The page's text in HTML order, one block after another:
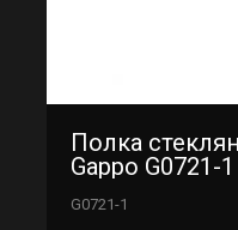
Полка
Gappo G0721-1
G0721-1